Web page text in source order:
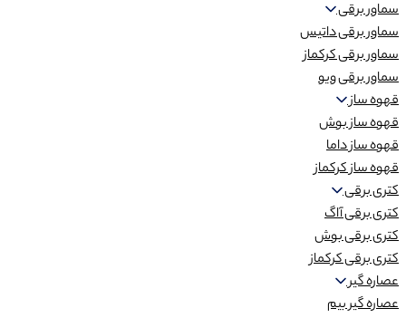
سماور برقی
سماور برقی داتیس
سماور برقی کرکماز
سماور برقی ویو
قهوه ساز
قهوه ساز بوش
قهوه ساز داما
قهوه ساز کرکماز
کتری برقی
کتری برقی آاگ
کتری برقی بوش
کتری برقی کرکماز
عصاره گیر
عصاره گیر بیم